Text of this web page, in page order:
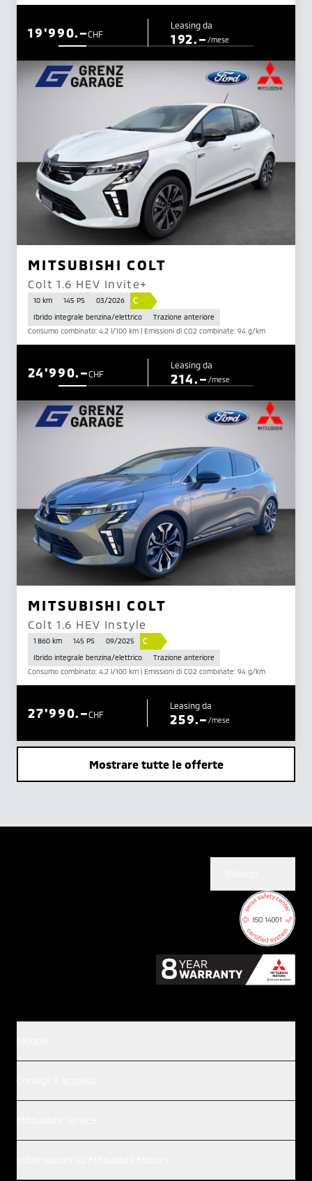
CHF
19'990.– Leasing da
192.– /mese
MITSUBISHI COLT
Colt 1.6 HEV Invite+
10 km 145 PS 03/2026 C
Ibrido integrale benzina/elettrico
Trazione anteriore
Consumo combinato: 4.2 l/100 km | Emissioni di CO2 combinate: 94 g/km
CHF
24'990.– Leasing da
214.– /mese
MITSUBISHI COLT
Colt 1.6 HEV Instyle
1 860 km 145 PS 09/2025 C
Ibrido integrale benzina/elettrico
Trazione anteriore
Consumo combinato: 4.2 l/100 km | Emissioni di CO2 combinate: 94 g/km
CHF
27'990.– Leasing da
259.–/mese
Mostrare tutte le offerte